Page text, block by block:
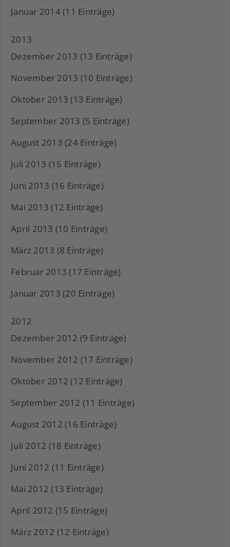
Januar 2014 (11 Einträge)
2013
Dezember 2013 (13 Einträge)
November 2013 (10 Einträge)
Oktober 2013 (13 Einträge)
September 2013 (5 Einträge)
August 2013 (24 Einträge)
Juli 2013 (15 Einträge)
Juni 2013 (16 Einträge)
Mai 2013 (12 Einträge)
April 2013 (10 Einträge)
März 2013 (8 Einträge)
Februar 2013 (17 Einträge)
Januar 2013 (20 Einträge)
2012
Dezember 2012 (9 Einträge)
November 2012 (17 Einträge)
Oktober 2012 (12 Einträge)
September 2012 (11 Einträge)
August 2012 (16 Einträge)
Juli 2012 (18 Einträge)
Juni 2012 (11 Einträge)
Mai 2012 (13 Einträge)
April 2012 (15 Einträge)
März 2012 (12 Einträge)